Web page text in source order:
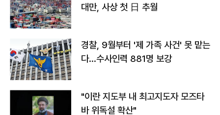
대만, 사상 첫 日 추월
경찰, 9월부터 '제 가족 사건' 못 맡는
다…수사인력 881명 보강
"이란 지도부 내 최고지도자 모즈타
바 위독설 확산"